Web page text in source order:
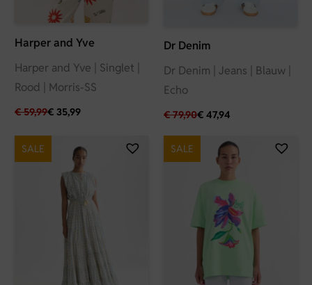
Harper and Yve
Harper and Yve | Singlet |
Rood | Morris-SS
€59,99€ 35,99
Dr Denim
Dr Denim | Jeans | Blauw |
Echo
€79,90€ 47,94
SALE SALE